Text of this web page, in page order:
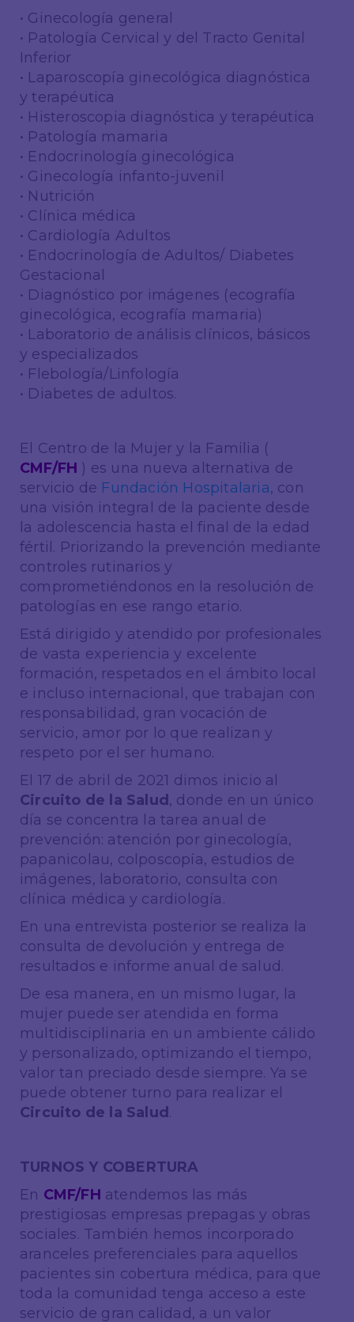
• Ginecología general
• Patología Cervical y del Tracto Genital
Inferior
• Laparoscopía ginecológica diagnóstica
y terapéutica
• Histeroscopia diagnóstica y terapéutica
• Patología mamaria
• Endocrinología ginecológica
• Ginecología infanto-juvenil
• Nutrición
• Clínica médica
• Cardiología Adultos
• Endocrinología de Adultos/ Diabetes
Gestacional
• Diagnóstico por imágenes (ecografía
ginecológica, ecografía mamaria)
• Laboratorio de análisis clínicos, básicos
y especializados
• Flebología/Linfología
• Diabetes de adultos.
El Centro de la Mujer y la Familia (
CMF/FH ) es una nueva alternativa de
servicio de Fundación Hospitalaria, con
una visión integral de la paciente desde
la adolescencia hasta el final de la edad
fértil. Priorizando la prevención mediante
controles rutinarios y
comprometiéndonos en la resolución de
patologías en ese rango etario.
Está dirigido y atendido por profesionales
de vasta experiencia y excelente
formación, respetados en el ámbito local
e incluso internacional, que trabajan con
responsabilidad, gran vocación de
servicio, amor por lo que realizan y
respeto por el ser humano.
El 17 de abril de 2021 dimos inicio al
Circuito de la Salud, donde en un único
día se concentra la tarea anual de
prevención: atención por ginecología,
papanicolau, colposcopía, estudios de
imágenes, laboratorio, consulta con
clínica médica y cardiología.
En una entrevista posterior se realiza la
consulta de devolución y entrega de
resultados e informe anual de salud.
De esa manera, en un mismo lugar, la
mujer puede ser atendida en forma
multidisciplinaria en un ambiente cálido
y personalizado, optimizando el tiempo,
valor tan preciado desde siempre. Ya se
puede obtener turno para realizar el
Circuito de la Salud.
TURNOS Y COBERTURA
En CMF/FH atendemos las más
prestigiosas empresas prepagas y obras
sociales. También hemos incorporado
aranceles preferenciales para aquellos
pacientes sin cobertura médica, para que
toda la comunidad tenga acceso a este
servicio de gran calidad, a un valor